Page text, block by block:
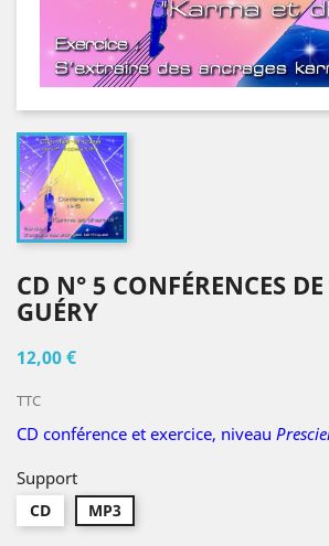
CD N° 5 CONFÉRENCES
GUÉRY
12,00 €
TTC
CD conférence et exercice, niveau
Support
CD MP3